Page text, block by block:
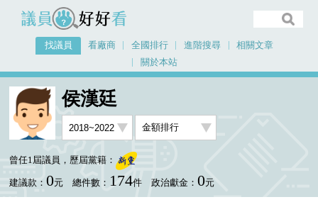
議員好好看
找議員 看廠商 全國排行 進階搜尋
相關文章
關於本站
首頁 找議員
侯漢廷
曾任1屆議員，歷屆黨籍：
建議款： 0元 總件數： 174件 政治獻金： 0元